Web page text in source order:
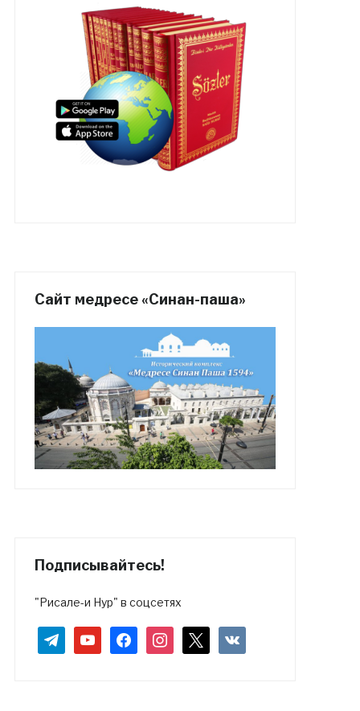
Сайт медресе «Синан-паша»
Подписывайтесь!
"Рисале-и Нур" в соцсетях
telegramyoutubefacebookinstagram vkontakte